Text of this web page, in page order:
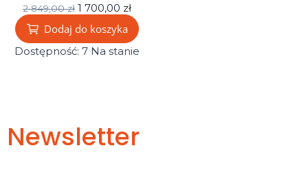
2 849,00 zł 1 700,00 zł
Dodaj do koszyka
Dostępność: 7 Na stanie
Newsletter